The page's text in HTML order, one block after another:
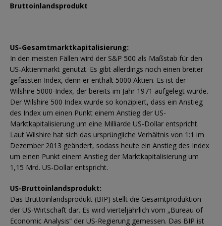
Bruttoinlandsprodukt
US-Gesamtmarktkapitalisierung:
In den meisten Fällen wird der S&P 500 als Maßstab für den
US-Aktienmarkt genutzt. Es gibt allerdings noch einen breiter
gefassten Index, denn er enthält 5000 Aktien. Es ist der
Wilshire 5000-Index, der bereits im Jahr 1971 aufgelegt wurde.
Der Wilshire 500 Index wurde so konzipiert, dass ein Anstieg
des Index um einen Punkt einem Anstieg der US-
Marktkapitalisierung um eine Milliarde US-Dollar entspricht.
Laut Wilshire hat sich das ursprüngliche Verhältnis von 1:1 im
Dezember 2013 geändert, sodass heute ein Anstieg des Index
um einen Punkt einem Anstieg der Marktkapitalisierung um
1,15 Mrd. US-Dollar entspricht.
US-Bruttoinlandsprodukt:
Das Bruttoinlandsprodukt (BIP) stellt die Gesamtproduktion
der US-Wirtschaft dar. Es wird vierteljährlich vom „Bureau of
Economic Analysis“ der US-Regierung gemessen. Das BIP ist